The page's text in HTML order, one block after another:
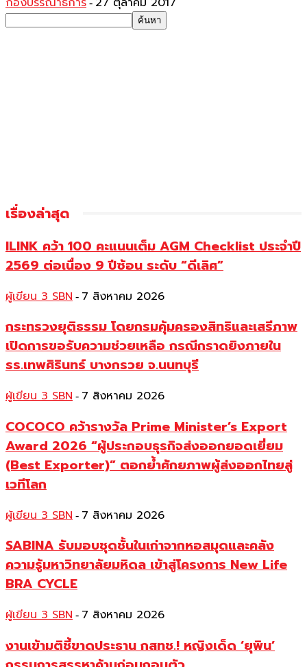
-
เรื่องล่าสุด
ILINK คว้า 100 คะแนนเต็ม AGM Checklist ประจำปี
2569 ต่อเนื่อง 9 ปีซ้อน ระดับ “ดีเลิศ”
ผู้เขียน 3 SBN - 7 สิงหาคม 2026
กระทรวงยุติธรรม โดยกรมคุ้มครองสิทธิและเสรีภาพ
เปิดการขอรับความช่วยเหลือ กรณีกราดยิงภายใน
รร.เทพศิรินทร์ บางกรวย จ.นนทบุรี
ผู้เขียน 3 SBN - 7 สิงหาคม 2026
COCOCO คว้ารางวัล Prime Minister’s Export
Award 2026 “ผู้ประกอบธุรกิจส่งออกยอดเยี่ยม
(Best Exporter)” ตอกย้ำศักยภาพผู้ส่งออกไทยสู่
เวทีโลก
ผู้เขียน 3 SBN - 7 สิงหาคม 2026
SABINA รับมอบชุดชั้นในเก่าจากหอสมุดและคลัง
ความรู้มหาวิทยาลัยมหิดล เข้าสู่โครงการ New Life
BRA CYCLE
ผู้เขียน 3 SBN - 7 สิงหาคม 2026
งานเข้ามติชี้ขาดประธาน กสทช.! หญิงเด็ด ‘ยุพิน’